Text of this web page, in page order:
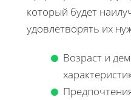
который будет
удовлетворять их
Возраст и